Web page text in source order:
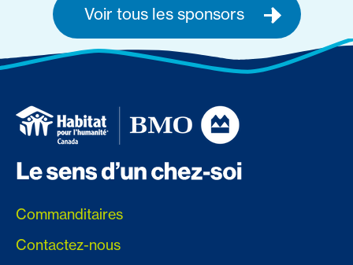
Voir tous les sponsors
Commanditaires
Contactez-nous